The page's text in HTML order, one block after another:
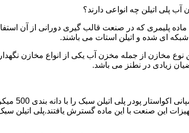
پلی اتیلن چه انواعی دارند؟
ای شده و اتیلن استات می باشند.
نوع مخازن از جمله مخزن آب یکی از انواع مخازن
زیادی در نطنز می باشد.
در
این صنعت با این ماده گسترش یافتند.پلی اتیلن